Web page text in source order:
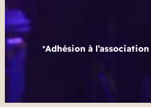
*Adhésion à l’association